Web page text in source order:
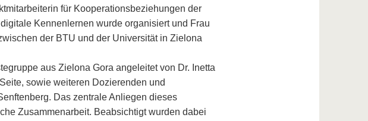
für Kooperationsbeziehungen der
Kennenlernen wurde organisiert und Frau
der BTU und der Universität in Zielona
aus Zielona Gora angeleitet von Dr. Inetta
sowie weiteren Dozierenden und
Das zentrale Anliegen dieses
Zusammenarbeit. Beabsichtigt wurden dabei